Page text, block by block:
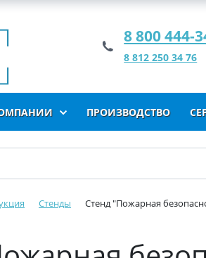
8 800 444-
8 812 250 34 76
ПРОИЗВОДСТВО
Стенды Стенд "Пожарная